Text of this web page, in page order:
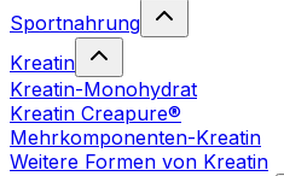
Sportnahrung
Kreatin
Kreatin-Monohydrat
Kreatin Creapure®
Mehrkomponenten-Kreatin
Weitere Formen von Kreatin